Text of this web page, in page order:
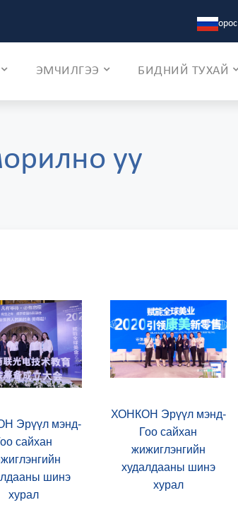
орос
ЭМЧИЛГЭЭ БИДНИЙ ТУХАЙ
уу
Эрүүл мэнд-
сайхан
шинэ
хурал
ХОНКОН Эрүүл мэнд-
Гоо сайхан
жижиглэнгийн
худалдааны шинэ
хурал